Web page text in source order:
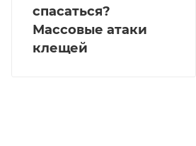
спасаться?
Массовые атаки
клещей